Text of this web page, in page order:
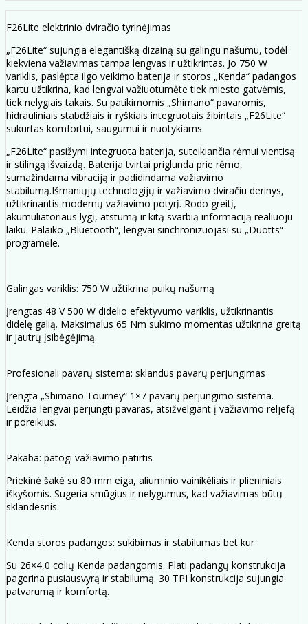
F26Lite elektrinio dviračio tyrinėjimas
„F26Lite“ sujungia elegantišką dizainą su galingu našumu, todėl
kiekviena važiavimas tampa lengvas ir užtikrintas. Jo 750 W
variklis, paslėpta ilgo veikimo baterija ir storos „Kenda“ padangos
kartu užtikrina, kad lengvai važiuotumėte tiek miesto gatvėmis,
tiek nelygiais takais. Su patikimomis „Shimano“ pavaromis,
hidrauliniais stabdžiais ir ryškiais integruotais žibintais „F26Lite“
sukurtas komfortui, saugumui ir nuotykiams.
„F26Lite“ pasižymi integruota baterija, suteikiančia rėmui vientisą
ir stilingą išvaizdą. Baterija tvirtai priglunda prie rėmo,
sumažindama vibraciją ir padidindama važiavimo
stabilumą.Išmaniųjų technologijų ir važiavimo dviračiu derinys,
užtikrinantis modernų važiavimo potyrį. Rodo greitį,
akumuliatoriaus lygį, atstumą ir kitą svarbią informaciją realiuoju
laiku. Palaiko „Bluetooth“, lengvai sinchronizuojasi su „Duotts“
programėle.
Galingas variklis: 750 W užtikrina puikų našumą
Įrengtas 48 V 500 W didelio efektyvumo variklis, užtikrinantis
didelę galią. Maksimalus 65 Nm sukimo momentas užtikrina greitą
ir jautrų įsibėgėjimą.
Profesionali pavarų sistema: sklandus pavarų perjungimas
Įrengta „Shimano Tourney“ 1×7 pavarų perjungimo sistema.
Leidžia lengvai perjungti pavaras, atsižvelgiant į važiavimo reljefą
ir poreikius.
Pakaba: patogi važiavimo patirtis
Priekinė šakė su 80 mm eiga, aliuminio vainikėliais ir plieniniais
iškyšomis. Sugeria smūgius ir nelygumus, kad važiavimas būtų
sklandesnis.
Kenda storos padangos: sukibimas ir stabilumas bet kur
Su 26×4,0 colių Kenda padangomis. Plati padangų konstrukcija
pagerina pusiausvyrą ir stabilumą. 30 TPI konstrukcija sujungia
patvarumą ir komfortą.